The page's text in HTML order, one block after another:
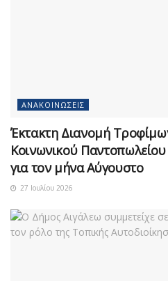
ΑΝΑΚΟΙΝΏΣΕΙΣ
Έκτακτη Διανομή
Κοινωνικού
για τον μήνα Αύγουστο
27 Ιουλίου 2026